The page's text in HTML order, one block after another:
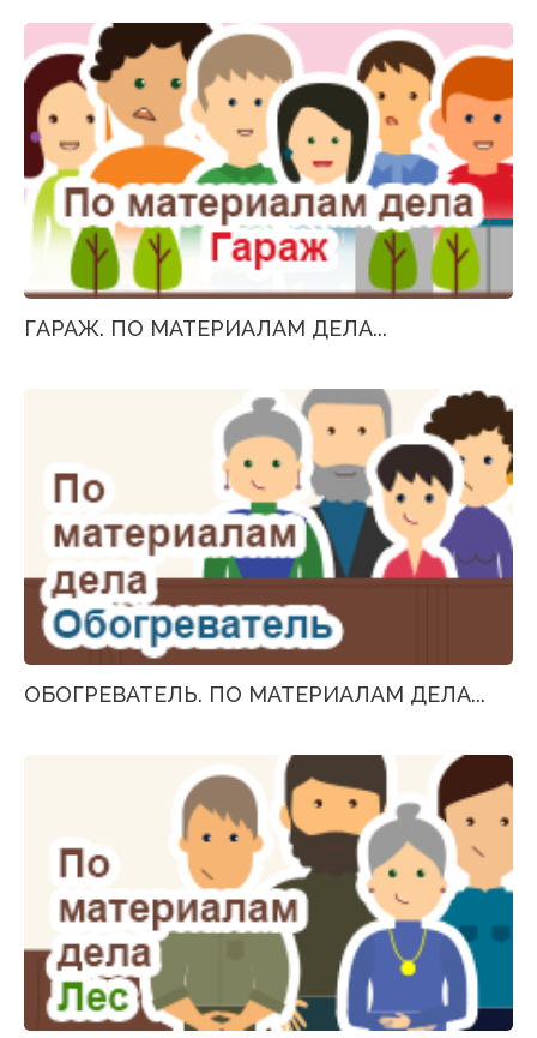
ГАРАЖ. ПО МАТЕРИАЛАМ ДЕЛА...
ОБОГРЕВАТЕЛЬ. ПО МАТЕРИАЛАМ ДЕЛА...